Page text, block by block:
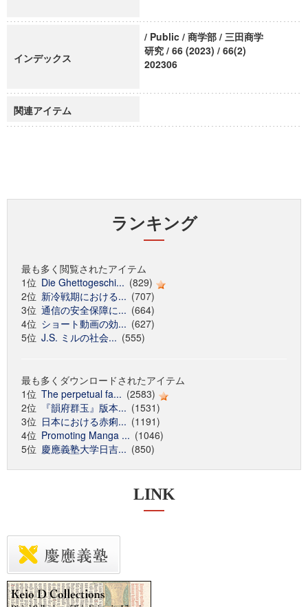
インデックス
/ Public / 商学部 / 三田商学
研究 / 66 (2023) / 66(2)
202306
関連アイテム
ランキング
最も多く閲覧されたアイテム
1位 Die Ghettogeschi... (829)
2位 新冷戦期における... (707)
3位 通信の安全保障に... (664)
4位 ショート動画の効... (627)
5位 J.S. ミルの社会... (555)
最も多くダウンロードされたアイテム
1位 The perpetual fa... (2583)
2位
『韻府群玉』版本... (1531)
3位 日本における赤痢... (1191)
4位 Promoting Manga ... (1046)
5位 慶應義塾大学日吉... (850)
LINK